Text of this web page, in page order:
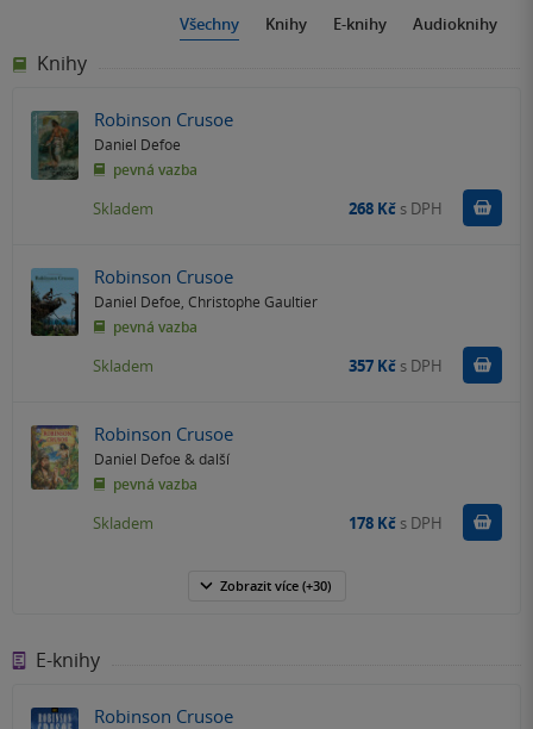
Všechny Knihy E-knihy Audioknihy
Knihy
Robinson Crusoe
Daniel Defoe
pevná vazba
Skladem 268 Kč s DPH
Robinson Crusoe
Daniel Defoe Christophe Gaultier
pevná vazba
Skladem 357 Kč s DPH
Robinson Crusoe
Daniel Defoe & další
pevná vazba
Skladem 178 Kč s DPH
Zobrazit více(+30)
E-knihy
Robinson Crusoe